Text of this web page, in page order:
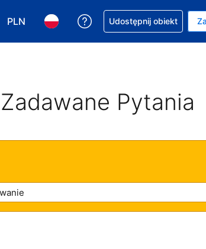
PLN
Wybierz walutę. Wybrana waluta to Złoty
Wybierz język. Wybrany język to
Uzyskaj pomoc w
Udostępnij obiekt
Pytania